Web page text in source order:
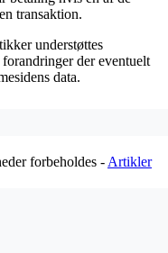
transaktion.
understøttes
der eventuelt
data.
forbeholdes - Artikler